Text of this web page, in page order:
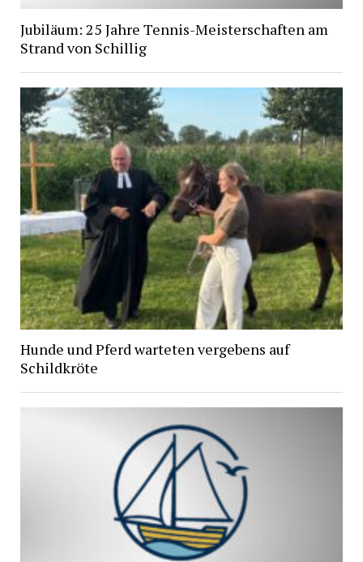
Jubiläum: 25 Jahre Tennis-Meisterschaften am
Strand von Schillig
Hunde und Pferd warteten vergebens auf
Schildkröte